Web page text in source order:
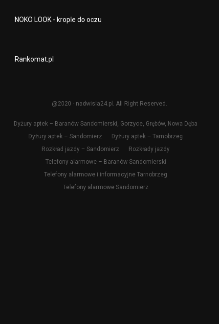
NOKO LOOK - krople do oczu
Rankomat.pl
@2020 - nadwisla24.pl. All Right Reserved.
Dyżury aptek – Baranów Sandomierski, Gorzyce, Grębów, Nowa Dęba
Dyżury aptek – Sandomierz
Dyżury aptek – Tarnobrzeg
Rozkład jazdy – Sandomierz
Rozkłady jazdy
Telefony alarmowe – Baranów Sandomierski
Telefony alarmowe i informacyjne Tarnobrzeg
Telefony alarmowe Sandomierz